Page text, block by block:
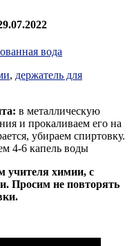
вода
, держатель для
в металлическую
и прокаливаем его на
убираем спиртовку.
4-6 капель воды
учителя химии, с
Просим не повторять